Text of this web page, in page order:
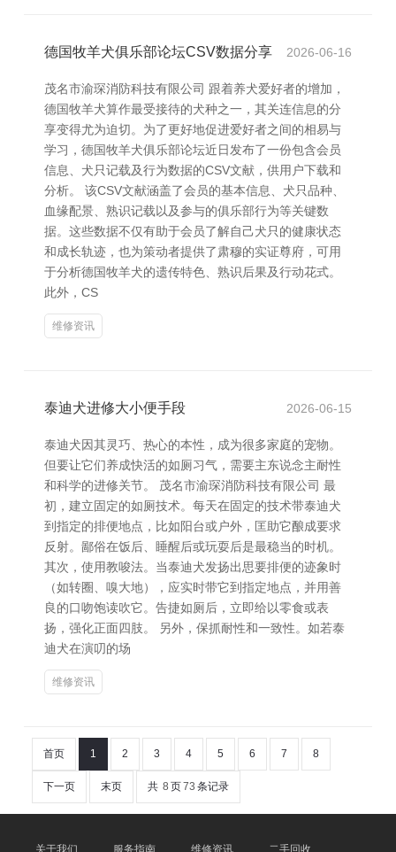
德国牧羊犬俱乐部论坛CSV数据分享 2026-06-16
茂名市渝琛消防科技有限公司 跟着养犬爱好者的增加，
德国牧羊犬算作最受接待的犬种之一，其关连信息的分
享变得尤为迫切。为了更好地促进爱好者之间的相易与
学习，德国牧羊犬俱乐部论坛近日发布了一份包含会员
信息、犬只记载及行为数据的CSV文献，供用户下载和
分析。 该CSV文献涵盖了会员的基本信息、犬只品种、
血缘配景、熟识记载以及参与的俱乐部行为等关键数
据。这些数据不仅有助于会员了解自己犬只的健康状态
和成长轨迹，也为策动者提供了肃穆的实证尊府，可用
于分析德国牧羊犬的遗传特色、熟识后果及行动花式。
此外，CS
维修资讯
泰迪犬进修大小便手段 2026-06-15
泰迪犬因其灵巧、热心的本性，成为很多家庭的宠物。
但要让它们养成快活的如厕习气，需要主东说念主耐性
和科学的进修关节。 茂名市渝琛消防科技有限公司 最
初，建立固定的如厕技术。每天在固定的技术带泰迪犬
到指定的排便地点，比如阳台或户外，匡助它酿成要求
反射。鄙俗在饭后、睡醒后或玩耍后是最稳当的时机。
其次，使用教唆法。当泰迪犬发扬出思要排便的迹象时
（如转圈、嗅大地），应实时带它到指定地点，并用善
良的口吻饱读吹它。告捷如厕后，立即给以零食或表
扬，强化正面四肢。 另外，保抓耐性和一致性。如若泰
迪犬在演叨的场
维修资讯
首页 1 2 3 4 5 6 7 8
下一页 末页 共 8 页73 条记录
关于我们 服务指南 维修资讯 二手回收